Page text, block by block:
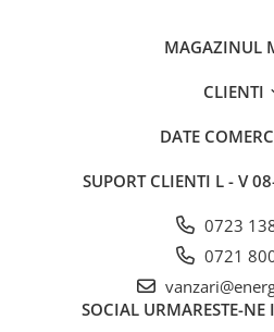
MAGAZINUL
CLIENTI
DATE
SUPORT CLIENTI L - V
0723
0721
SOCIAL URMARESTE-